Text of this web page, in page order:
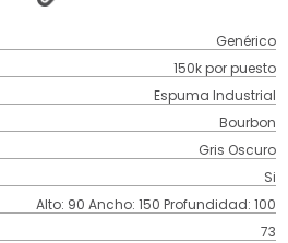
Genérico
150k por puesto
Espuma Industrial
Bourbon
Gris Oscuro
Si
Alto: 90 Ancho: 150 Profundidad: 100
73